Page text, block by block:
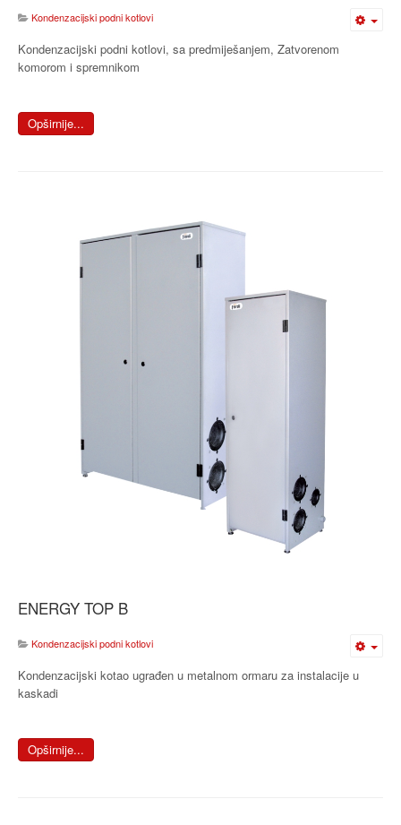
Kondenzacijski podni kotlovi
Kondenzacijski podni kotlovi, sa predmiješanjem, Zatvorenom
komorom i spremnikom
Opširnije...
ENERGY TOP B
Kondenzacijski podni kotlovi
Kondenzacijski kotao ugrađen u metalnom ormaru za instalacije u
kaskadi
Opširnije...